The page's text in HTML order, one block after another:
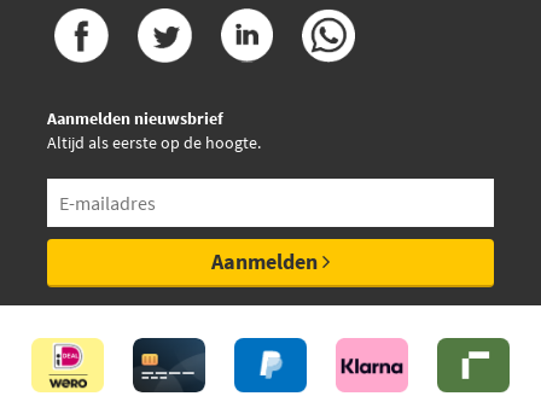
Aanmelden nieuwsbrief
Altijd als eerste op de hoogte.
Aanmelden